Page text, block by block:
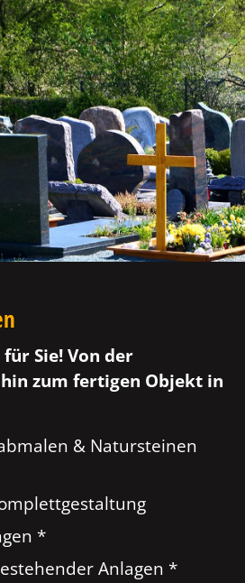
Sie! Von der
zum fertigen Objekt in
& Natursteinen
*
Anlagen *